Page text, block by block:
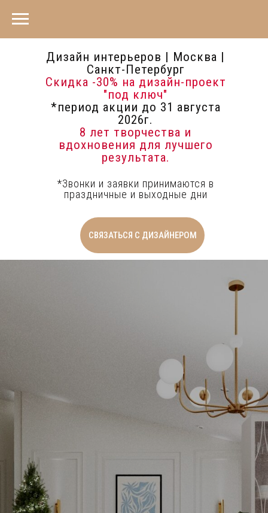
СВЯЗАТЬСЯ С ДИЗАЙНЕРОМ
*Звонки и заявки принимаются в
праздничные и выходные дни
Дизайн интерьеров | Москва |
Санкт-Петербург
Скидка -30% на дизайн-проект
"под ключ"
*период акции до 31 августа
2026г.
8 лет творчества и
вдохновения для лучшего
результата.